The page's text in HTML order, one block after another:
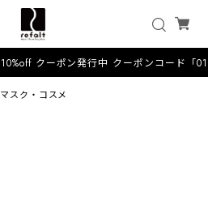
10%off クーポン発行中 クーポンコード「
マスク・コスメ